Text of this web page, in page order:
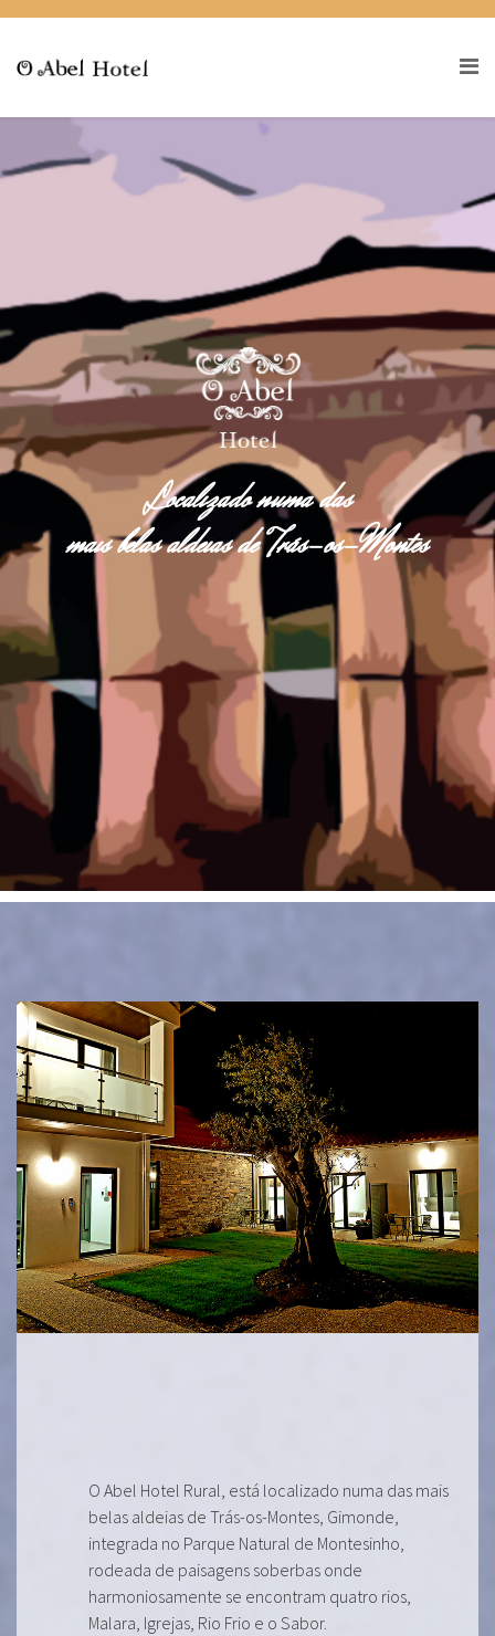
Localizado numa das
mais belas aldeias de Trás-os-Montes
O Abel Hotel Rural, está localizado numa das mais
belas aldeias de Trás-os-Montes, Gimonde,
integrada no Parque Natural de Montesinho,
rodeada de paisagens soberbas onde
harmoniosamente se encontram quatro rios,
Malara, Igrejas, Rio Frio e o Sabor.